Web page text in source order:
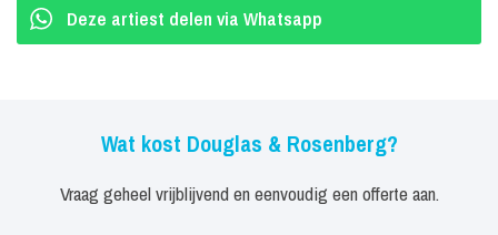
Deze artiest delen via Whatsapp
Wat kost Douglas & Rosenberg?
Vraag geheel vrijblijvend en eenvoudig een offerte aan.